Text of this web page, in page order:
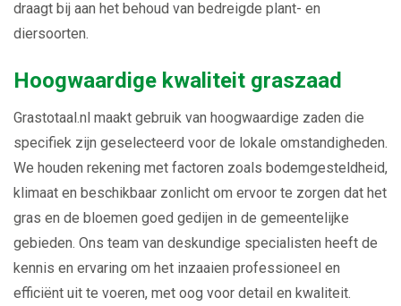
draagt ​​bij aan het behoud van bedreigde plant- en
diersoorten.
Hoogwaardige kwaliteit graszaad
Grastotaal.nl maakt gebruik van hoogwaardige zaden die
specifiek zijn geselecteerd voor de lokale omstandigheden.
We houden rekening met factoren zoals bodemgesteldheid,
klimaat en beschikbaar zonlicht om ervoor te zorgen dat het
gras en de bloemen goed gedijen in de gemeentelijke
gebieden. Ons team van deskundige specialisten heeft de
kennis en ervaring om het inzaaien professioneel en
efficiënt uit te voeren, met oog voor detail en kwaliteit.